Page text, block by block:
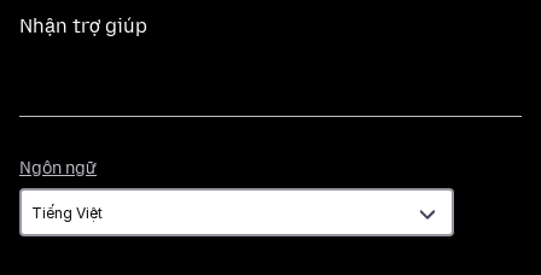
Nhận trợ giúp
Ngôn ngữ
ngữ